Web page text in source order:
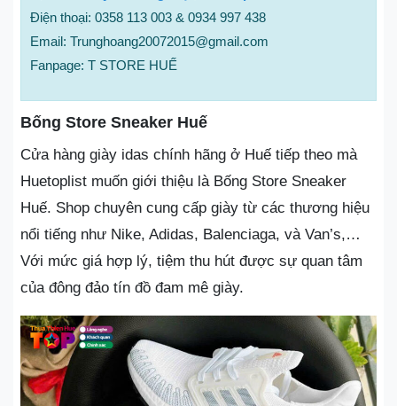
Điện thoại: 0358 113 003 & 0934 997 438
Email: Trunghoang20072015@gmail.com
Fanpage: T STORE HUẾ
Bống Store Sneaker Huế
Cửa hàng giày idas chính hãng ở Huế tiếp theo mà
Huetoplist muốn giới thiệu là Bống Store Sneaker
Huế. Shop chuyên cung cấp giày từ các thương hiệu
nổi tiếng như Nike, Adidas, Balenciaga, và Van’s,…
Với mức giá hợp lý, tiệm thu hút được sự quan tâm
của đông đảo tín đồ đam mê giày.